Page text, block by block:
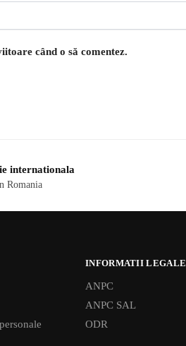
când o să comentez.
internationala
Romania
INFORMATII LEGALE
ANPC
ANPC SAL
ODR